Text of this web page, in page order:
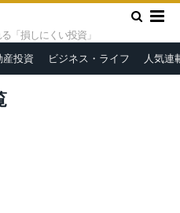
「損しにくい投資」
産投資 ビジネス・ライフ 人気連